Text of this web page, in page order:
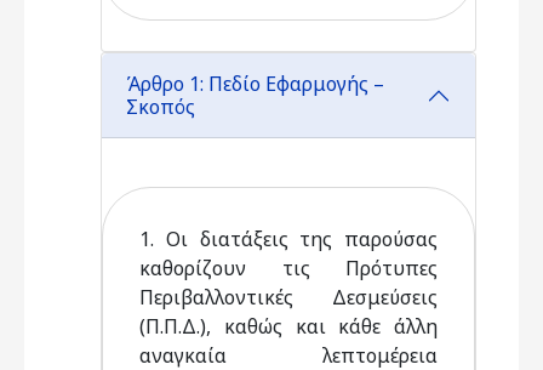
Άρθρο 1: Πεδίο Εφαρμογής –
Σκοπός
1. Οι διατάξεις της παρούσας
καθορίζουν τις Πρότυπες
Περιβαλλοντικές Δεσμεύσεις
(Π.Π.Δ.), καθώς και κάθε άλλη
αναγκαία λεπτομέρεια